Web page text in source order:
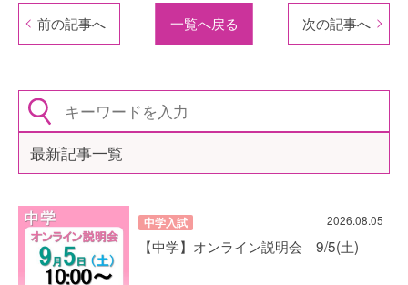
前の記事へ 一覧へ戻る 次の記事へ
最新記事一覧
中学入試 2026.08.05
【中学】オンライン説明会 9/5(土)